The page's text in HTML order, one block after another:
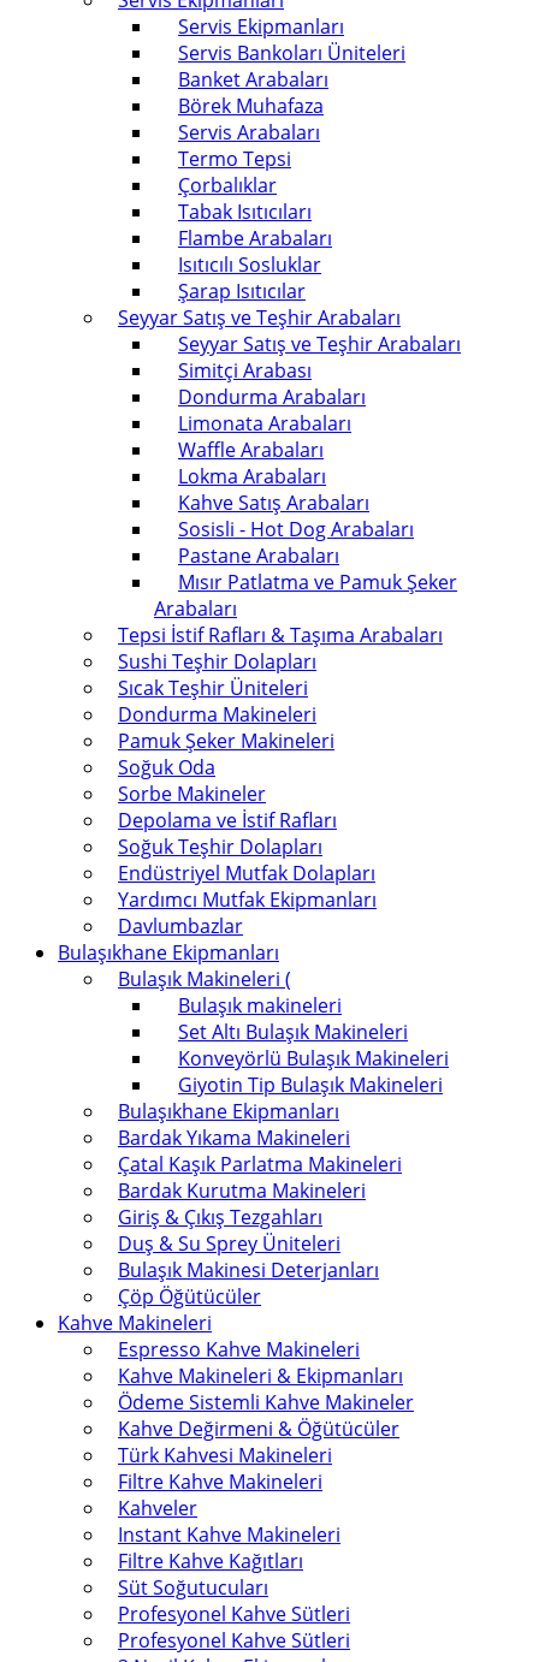
Servis Ekipmanları
Servis Bankoları Üniteleri
Banket Arabaları
Börek Muhafaza
Servis Arabaları
Termo Tepsi
Çorbalıklar
Tabak Isıtıcıları
Flambe Arabaları
Isıtıcılı Sosluklar
Şarap Isıtıcılar
Seyyar Satış ve Teşhir Arabaları
Seyyar Satış ve Teşhir Arabaları
Simitçi Arabası
Dondurma Arabaları
Limonata Arabaları
Waffle Arabaları
Lokma Arabaları
Kahve Satış Arabaları
Sosisli - Hot Dog Arabaları
Pastane Arabaları
Mısır Patlatma ve Pamuk Şeker
Arabaları
Tepsi İstif Rafları & Taşıma Arabaları
Sushi Teşhir Dolapları
Sıcak Teşhir Üniteleri
Dondurma Makineleri
Pamuk Şeker Makineleri
Soğuk Oda
Sorbe Makineler
Depolama ve İstif Rafları
Soğuk Teşhir Dolapları
Endüstriyel Mutfak Dolapları
Yardımcı Mutfak Ekipmanları
Davlumbazlar
Bulaşıkhane Ekipmanları
Bulaşık Makineleri (
Bulaşık makineleri
Set Altı Bulaşık Makineleri
Konveyörlü Bulaşık Makineleri
Giyotin Tip Bulaşık Makineleri
Bulaşıkhane Ekipmanları
Bardak Yıkama Makineleri
Çatal Kaşık Parlatma Makineleri
Bardak Kurutma Makineleri
Giriş & Çıkış Tezgahları
Duş & Su Sprey Üniteleri
Bulaşık Makinesi Deterjanları
Çöp Öğütücüler
Kahve Makineleri
Espresso Kahve Makineleri
Kahve Makineleri & Ekipmanları
Ödeme Sistemli Kahve Makineler
Kahve Değirmeni & Öğütücüler
Türk Kahvesi Makineleri
Filtre Kahve Makineleri
Kahveler
Instant Kahve Makineleri
Filtre Kahve Kağıtları
Süt Soğutucuları
Profesyonel Kahve Sütleri
Profesyonel Kahve Sütleri